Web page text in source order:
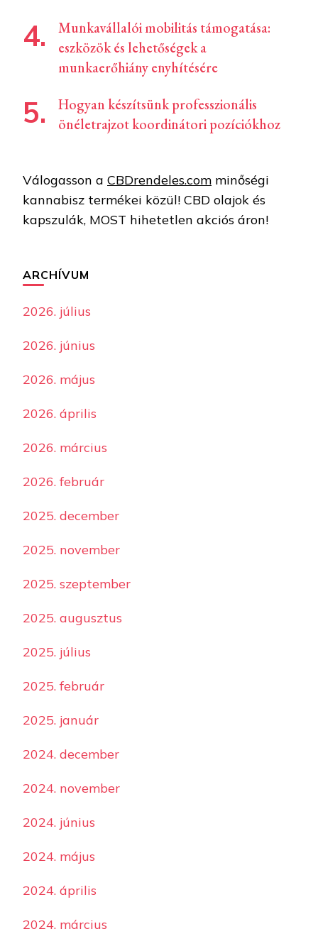
Munkavállalói mobilitás támogatása:
eszközök és lehetőségek a
munkaerőhiány enyhítésére
Hogyan készítsünk professzionális
önéletrajzot koordinátori pozíciókhoz
Válogasson a CBDrendeles.com minőségi
kannabisz termékei közül! CBD olajok és
kapszulák, MOST hihetetlen akciós áron!
ARCHÍVUM
2026. július
2026. június
2026. május
2026. április
2026. március
2026. február
2025. december
2025. november
2025. szeptember
2025. augusztus
2025. július
2025. február
2025. január
2024. december
2024. november
2024. június
2024. május
2024. április
2024. március